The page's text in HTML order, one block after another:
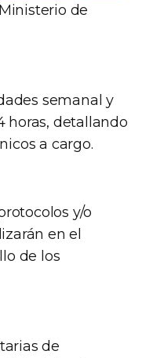
de
semanal y
horas, detallando
a cargo.
y/o
en el
de los
de